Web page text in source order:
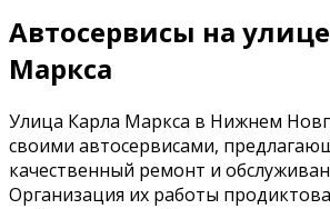
Автосервисы на
Маркса
Улица Карла Маркса в Нижнем
своими автосервисами,
качественный ремонт и
Организация их работы